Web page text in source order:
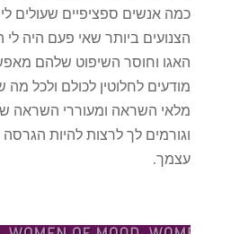
כמה אנשים ספציפיים שעולים
הצנועים ביותר שאי פעם היה לי
האגו וחוסר השיפוט שלהם
מודעים לחלוטין לכולם ולכל
מלאי השראה ומעוררי השראה
וגורמים לך לרצות להיות
עצמך.